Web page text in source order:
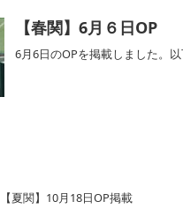
【春関】6月６日OP
6月6日のOPを掲載しました。
【夏関】10月18日OP掲載